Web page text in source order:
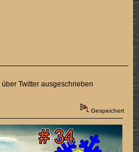
Twitter ausgeschrieben
Gespeichert